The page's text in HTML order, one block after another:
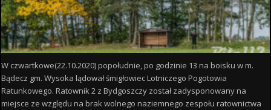
W czwartkowe(22.10.2020) popołudnie, po godzinie 13 na boisku w m.
Bądecz gm. Wysoka lądował śmigłowiec Lotniczego Pogotowia
Ratunkowego. Ratownik 2 z Bydgoszczy został zadysponowany na
miejsce ze względu na brak wolnego naziemnego zespołu ratownictwa